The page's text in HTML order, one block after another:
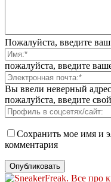
Пожалуйста, введите
пожалуйста, введите
Вы ввели неверный
пожалуйста, введите
Сохранить мое имя и
комментария